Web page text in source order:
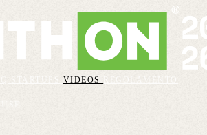
VIDEOS
REGOLAMENTO